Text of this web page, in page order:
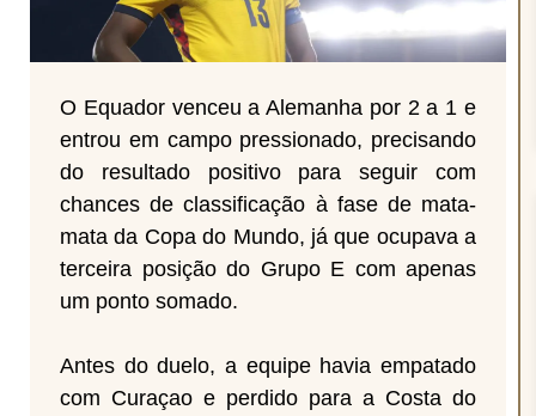
O Equador venceu a Alemanha por 2 a 1 e
entrou em campo pressionado, precisando
do resultado positivo para seguir com
chances de classificação à fase de mata-
mata da Copa do Mundo, já que ocupava a
terceira posição do Grupo E com apenas
um ponto somado.
Antes do duelo, a equipe havia empatado
com Curaçao e perdido para a Costa do